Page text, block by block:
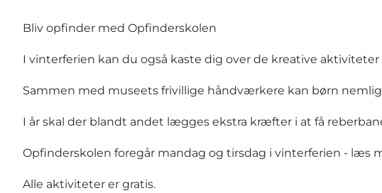
Bliv opfinder med Opfinderskolen
I vinterferien kan du også kaste dig over de kreative
Sammen med museets frivillige håndværkere kan børn
I år skal der blandt andet lægges ekstra kræfter i at få
Opfinderskolen foregår mandag og tirsdag i vinterferien - læs
Alle aktiviteter er gratis.